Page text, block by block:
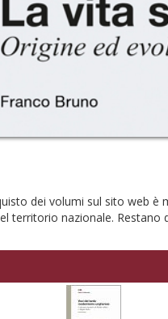
dei volumi sul sito web è
territorio nazionale. Restano